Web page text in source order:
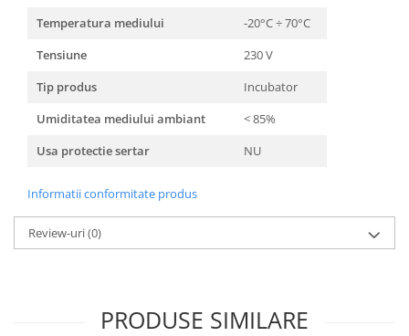
Temperatura mediului
-20°C ÷ 70°C
Tensiune
230 V
Tip produs
Incubator
Umiditatea mediului ambiant
< 85%
Usa protectie sertar
NU
Informatii conformitate produs
Review-uri(0)
PRODUSE SIMILARE